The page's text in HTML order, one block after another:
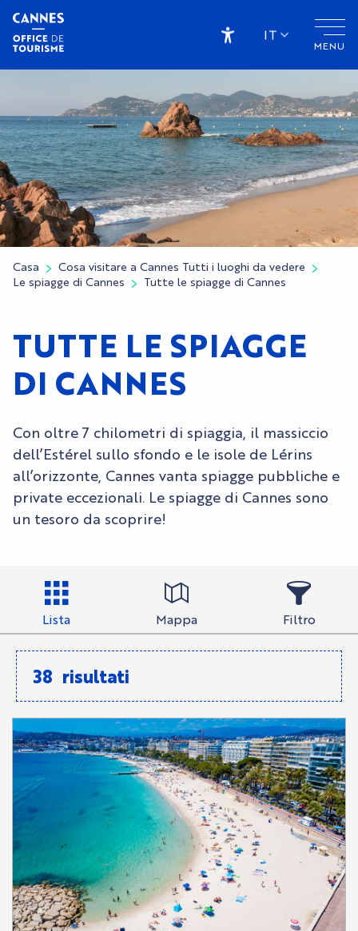
Aller
contenu
principal
MENU
Accessibilité
IT
Casa
Cosa visitare a Cannes Tutti i luoghi da vedere
Le spiagge di Cannes
Tutte le spiagge di Cannes
TUTTE LE SPIAGGE
DI CANNES
Con oltre 7 chilometri di spiaggia, il massiccio
dell’Estérel sullo sfondo e le isole de Lérins
all’orizzonte, Cannes vanta spiagge pubbliche e
private eccezionali. Le spiagge di Cannes sono
un tesoro da scoprire!
Lista Mappa Filtro
38 risultati